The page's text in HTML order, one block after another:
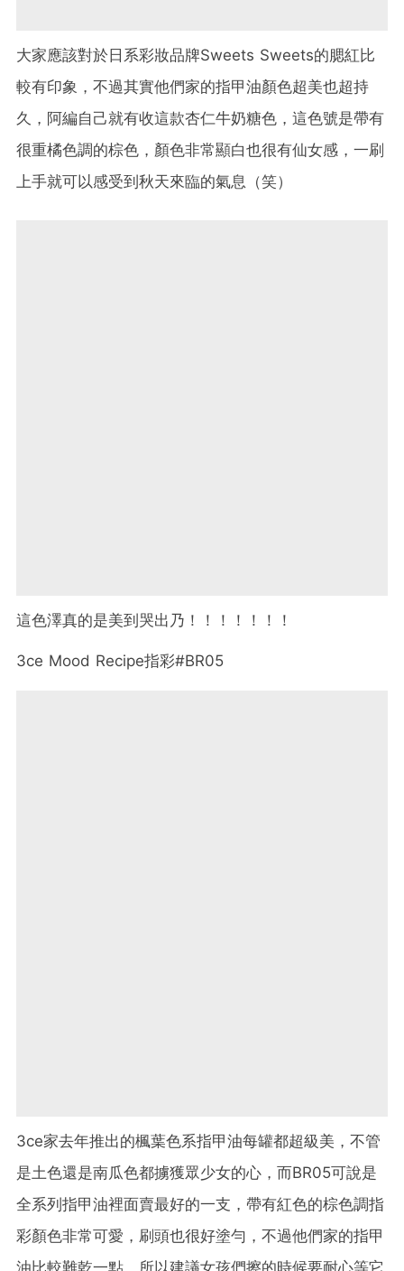
大家應該對於日系彩妝品牌Sweets Sweets的腮紅比
較有印象，不過其實他們家的指甲油顏色超美也超持
久，阿編自己就有收這款杏仁牛奶糖色，這色號是帶有
很重橘色調的棕色，顏色非常顯白也很有仙女感，一刷
上手就可以感受到秋天來臨的氣息（笑）
這色澤真的是美到哭出乃！！！！！！！
3ce Mood Recipe指彩#BR05
3ce家去年推出的楓葉色系指甲油每罐都超級美，不管
是土色還是南瓜色都擄獲眾少女的心，而BR05可說是
全系列指甲油裡面賣最好的一支，帶有紅色的棕色調指
彩顏色非常可愛，刷頭也很好塗勻，不過他們家的指甲
油比較難乾一點，所以建議女孩們擦的時候要耐心等它